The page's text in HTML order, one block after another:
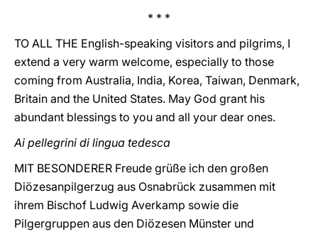
* * *
TO ALL THE English-speaking visitors and pilgrims, I
extend a very warm welcome, especially to those
coming from Australia, India, Korea, Taiwan, Denmark,
Britain and the United States. May God grant his
abundant blessings to you and all your dear ones.
Ai pellegrini di lingua tedesca
MIT BESONDERER Freude grüße ich den großen
Diözesanpilgerzug aus Osnabrück zusammen mit
ihrem Bischof Ludwig Averkamp sowie die
Pilgergruppen aus den Diözesen Münster und